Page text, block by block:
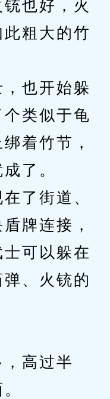
也好，火
粗大的竹
也开始躲
类似于龟
着竹节，
了。
了街道、
牌连接，
可以躲在
、火铳的
高过半